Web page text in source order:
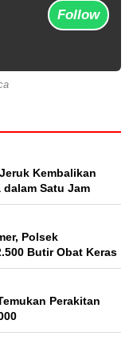
Follow
Kembalikan
Satu Jam
Polsek
Butir Obat Keras
Perakitan